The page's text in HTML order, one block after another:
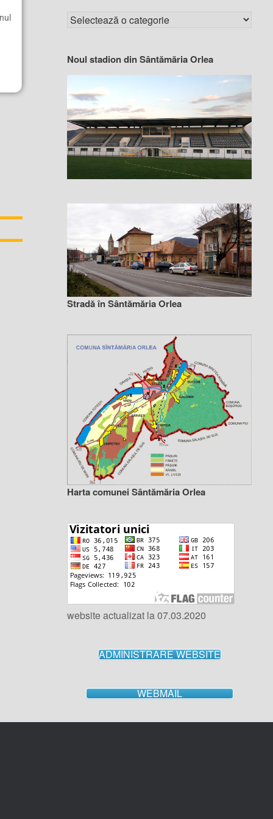
Noul stadion din Sântămăria Orlea
Stradă în Sântămăria Orlea
Harta comunei Sântămăria Orlea
website actualizat la 07.03.2020
ADMINISTRARE WEBSITE
WEBMAIL